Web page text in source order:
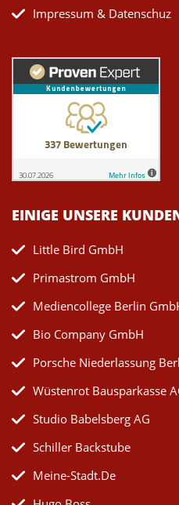
Impressum & Datenschuz
EINIGE UNSERE
Little Bird GmbH
Primastrom GmbH
Mediencollege Berlin
Bio Company GmbH
Porsche Niederlassung
Wüstenrot Bausparkasse
Studio Babelsberg AG
Schiller Backstube
Meine-Stadt.de